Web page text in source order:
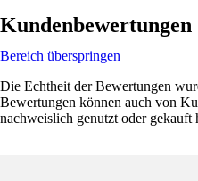
Kundenbewertungen
Bereich überspringen
Die Echtheit der Bewertungen
Bewertungen können auch von
nachweislich genutzt oder gekauft